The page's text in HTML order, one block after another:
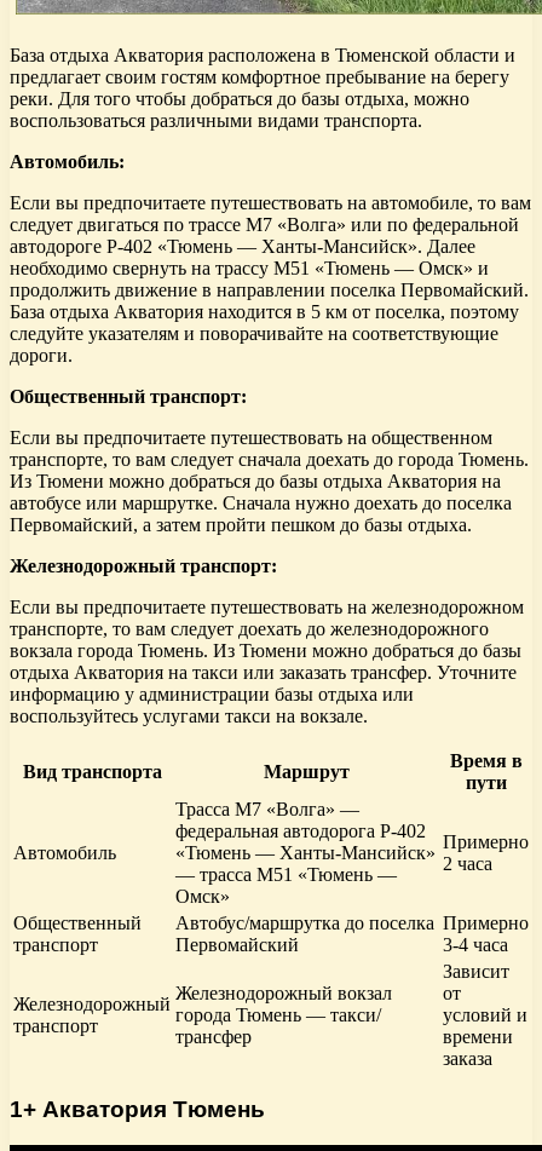
База отдыха Акватория расположена в Тюменской области и
предлагает своим гостям комфортное пребывание на берегу
реки. Для того чтобы добраться до базы отдыха, можно
воспользоваться различными видами транспорта.
Автомобиль:
Если вы предпочитаете путешествовать на автомобиле, то вам
следует двигаться по трассе М7 «Волга» или по федеральной
автодороге Р-402 «Тюмень — Ханты-Мансийск». Далее
необходимо свернуть на трассу М51 «Тюмень — Омск» и
продолжить движение в направлении поселка Первомайский.
База отдыха Акватория находится в 5 км от поселка, поэтому
следуйте указателям и поворачивайте на соответствующие
дороги.
Общественный транспорт:
Если вы предпочитаете путешествовать на общественном
транспорте, то вам следует сначала доехать до города Тюмень.
Из Тюмени можно добраться до базы отдыха Акватория на
автобусе или маршрутке. Сначала нужно доехать до поселка
Первомайский, а затем пройти пешком до базы отдыха.
Железнодорожный транспорт:
Если вы предпочитаете путешествовать на железнодорожном
транспорте, то вам следует доехать до железнодорожного
вокзала города Тюмень. Из Тюмени можно добраться до базы
отдыха Акватория на такси или заказать трансфер. Уточните
информацию у администрации базы отдыха или
воспользуйтесь услугами такси на вокзале.
Вид транспорта Маршрут
Время в
пути
Автомобиль
Трасса М7 «Волга» —
федеральная автодорога Р-402
«Тюмень — Ханты-Мансийск»
— трасса М51 «Тюмень —
Омск»
Примерно
2 часа
Общественный
транспорт
Автобус/маршрутка до поселка
Первомайский
Примерно
3-4 часа
Железнодорожный
транспорт
Железнодорожный вокзал
города Тюмень — такси/
трансфер
Зависит
от
условий и
времени
заказа
1+ Акватория Тюмень